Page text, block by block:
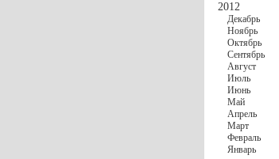
2012
Декабрь
Ноябрь
Октябрь
Сентябрь
Август
Июль
Июнь
Май
Апрель
Март
Февраль
Январь